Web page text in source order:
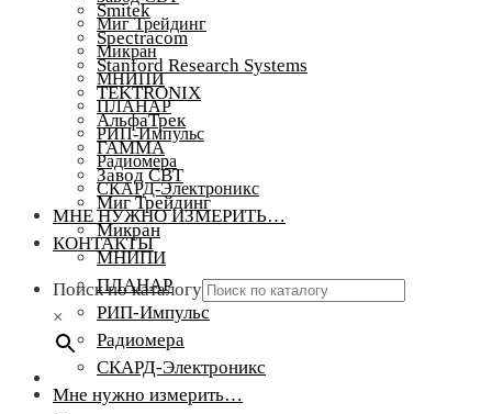
Миг Трейдинг
Микран
МНИПИ
ПЛАНАР
РИП-Импульс
Радиомера
СКАРД-Электроникс
МНЕ НУЖНО ИЗМЕРИТЬ…
КОНТАКТЫ
Поиск по каталогу
×
Smitek
Spectracom
Stanford Research Systems
TEKTRONIX
АльфаТрек
ГАММА
Завод СВТ
Миг Трейдинг
Микран
МНИПИ
ПЛАНАР
РИП-Импульс
Радиомера
СКАРД-Электроникс
Мне нужно измерить…